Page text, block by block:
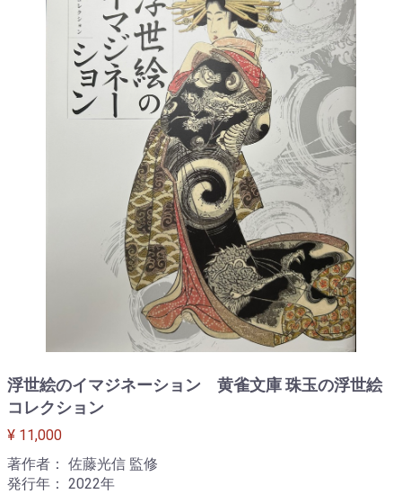
浮世絵のイマジネーション 黄雀文庫 珠玉の浮世絵
コレクション
¥ 11,000
著作者： 佐藤光信 監修
発行年： 2022年